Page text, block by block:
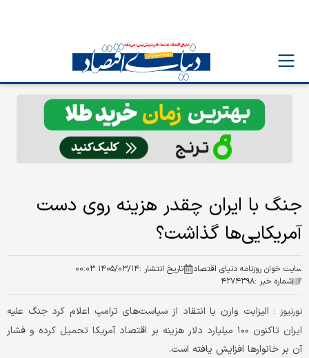
جنگ با ایران چقدر هزینه روی دست
آمریکایی‌ها گذاشت؟
سایت خوان روزنامه دنیای اقتصاد تاریخ انتشار :۱۴۰۵/۰۳/۱۴ ۰۰:۰۳
شماره خبر :۴۲۷۴۳۹۸
نورنیوز : الیزابت وارن با انتقاد از سیاست‌های ترامپ اعلام کرد جنگ علیه
ایران تاکنون ۱۰۰ میلیارد دلار هزینه بر اقتصاد آمریکا تحمیل کرده و فشار
آن بر خانوارها افزایش یافته است.